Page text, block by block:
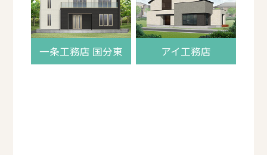
一条工務店 国分東 アイ工務店